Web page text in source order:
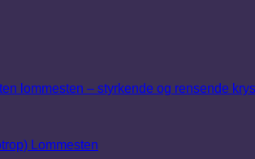
Lommesten